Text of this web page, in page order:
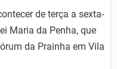
de terça a sexta-
Maria da Penha, que
da Prainha em Vila